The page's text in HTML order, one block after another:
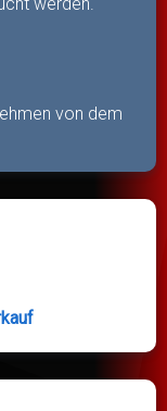
von dem